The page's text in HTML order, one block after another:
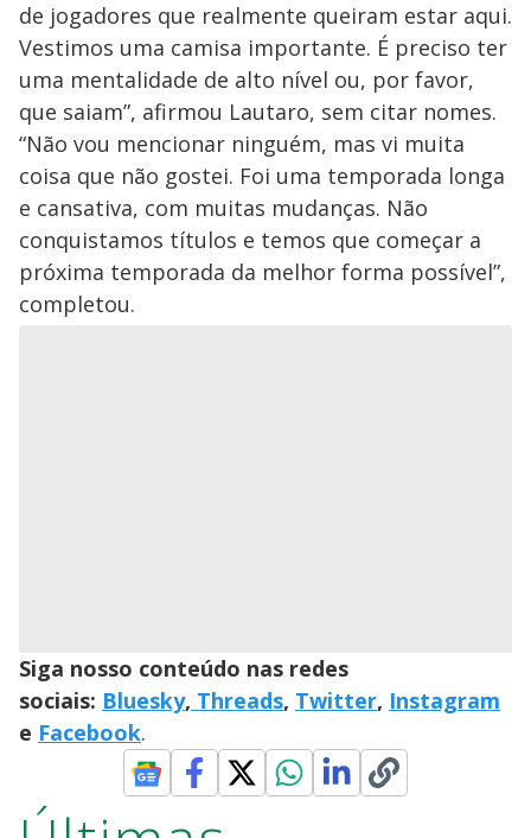
de jogadores que realmente queiram estar aqui.
Vestimos uma camisa importante. É preciso ter
uma mentalidade de alto nível ou, por favor,
que saiam”, afirmou Lautaro, sem citar nomes.
“Não vou mencionar ninguém, mas vi muita
coisa que não gostei. Foi uma temporada longa
e cansativa, com muitas mudanças. Não
conquistamos títulos e temos que começar a
próxima temporada da melhor forma possível”,
completou.
Siga nosso conteúdo nas redes
sociais: Bluesky, Threads, Twitter, Instagram
e Facebook.